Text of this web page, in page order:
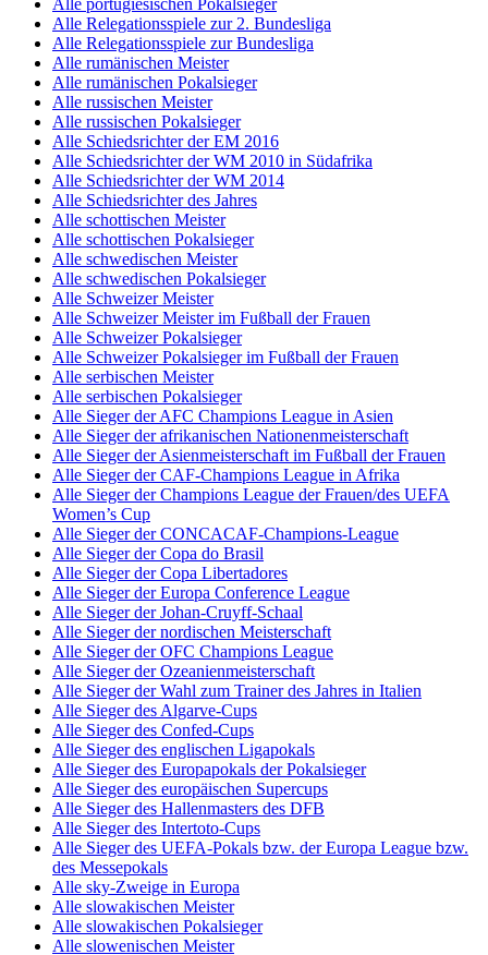
Alle Relegationsspiele zur 2. Bundesliga
Alle Relegationsspiele zur Bundesliga
Alle rumänischen Meister
Alle rumänischen Pokalsieger
Alle russischen Meister
Alle russischen Pokalsieger
Alle Schiedsrichter der EM 2016
Alle Schiedsrichter der WM 2010 in Südafrika
Alle Schiedsrichter der WM 2014
Alle Schiedsrichter des Jahres
Alle schottischen Meister
Alle schottischen Pokalsieger
Alle schwedischen Meister
Alle schwedischen Pokalsieger
Alle Schweizer Meister
Alle Schweizer Meister im Fußball der Frauen
Alle Schweizer Pokalsieger
Alle Schweizer Pokalsieger im Fußball der Frauen
Alle serbischen Meister
Alle serbischen Pokalsieger
Alle Sieger der AFC Champions League in Asien
Alle Sieger der afrikanischen Nationenmeisterschaft
Alle Sieger der Asienmeisterschaft im Fußball der Frauen
Alle Sieger der CAF-Champions League in Afrika
Alle Sieger der Champions League der Frauen/des UEFA
Women’s Cup
Alle Sieger der CONCACAF-Champions-League
Alle Sieger der Copa do Brasil
Alle Sieger der Copa Libertadores
Alle Sieger der Europa Conference League
Alle Sieger der Johan-Cruyff-Schaal
Alle Sieger der nordischen Meisterschaft
Alle Sieger der OFC Champions League
Alle Sieger der Ozeanienmeisterschaft
Alle Sieger der Wahl zum Trainer des Jahres in Italien
Alle Sieger des Algarve-Cups
Alle Sieger des Confed-Cups
Alle Sieger des englischen Ligapokals
Alle Sieger des Europapokals der Pokalsieger
Alle Sieger des europäischen Supercups
Alle Sieger des Hallenmasters des DFB
Alle Sieger des Intertoto-Cups
Alle Sieger des UEFA-Pokals bzw. der Europa League bzw.
des Messepokals
Alle sky-Zweige in Europa
Alle slowakischen Meister
Alle slowakischen Pokalsieger
Alle slowenischen Meister